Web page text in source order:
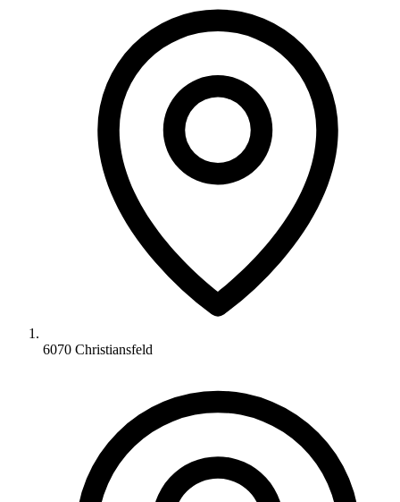
6070 Christiansfeld